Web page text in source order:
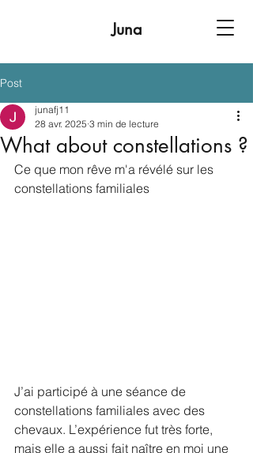
Juna
Post
What about constellations ?
junafj11
28 avr. 2025 3 min de lecture
Ce que mon rêve m'a révélé sur les
constellations familiales
J’ai participé à une séance de
constellations familiales avec des
chevaux. L’expérience fut très forte,
mais elle a aussi fait naître en moi une